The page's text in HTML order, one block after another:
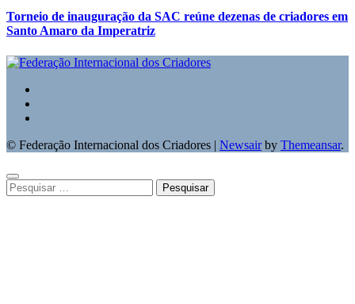
Torneio de inauguração da SAC reúne dezenas de criadores em
Santo Amaro da Imperatriz
© Federação Internacional dos Criadores | Newsairby Themeansar.
Pesquisar
por: